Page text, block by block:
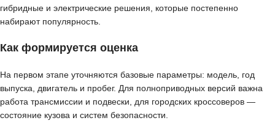
гибридные и электрические решения, которые постепенно
набирают популярность.
Как формируется оценка
На первом этапе уточняются базовые параметры: модель, год
выпуска, двигатель и пробег. Для полноприводных версий важна
работа трансмиссии и подвески, для городских кроссоверов —
состояние кузова и систем безопасности.